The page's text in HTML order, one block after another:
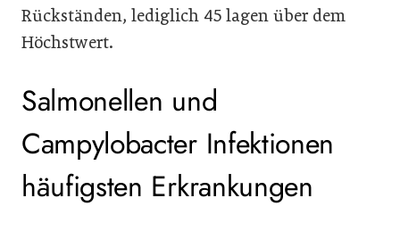
Rückständen, lediglich 45 lagen über dem
Höchstwert.
Salmonellen und
Campylobacter Infektionen
häufigsten Erkrankungen